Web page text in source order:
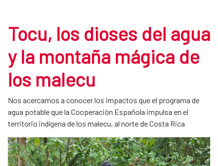
Tocu, los dioses del agua
y la montaña mágica de
los malecu
Nos acercamos a conocer los impactos que el programa de
agua potable que la Cooperación Española impulsa en el
territorio indígena de los malecu, al norte de Costa Rica